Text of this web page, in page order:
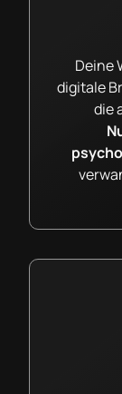
Deine
digitale
die